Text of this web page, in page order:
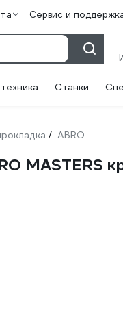
Сервис и
Станки
/ ABRO
MASTERS